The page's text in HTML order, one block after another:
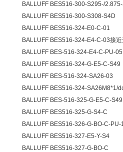
BALLUFF BES516-300-S295-/
BALLUFF BES516-300-S308-S4D
BALLUFF BES516-324-E0-C-01
BALLUFF BES516-324-E4-C-03接
BALLUFF BES-516-324-E4-C-PU-
BALLUFF BES516-324-G-E5-C-S49
BALLUFF BES-516-324-SA26-03
BALLUFF BES516-324-SA26M8*1/
BALLUFF BES-516-325-G-E5-C-
BALLUFF BES516-325-G-S4-C
BALLUFF BES516-326-G-BO-C-
BALLUFF BES516-327-E5-Y-S4
BALLUFF BES516-327-G-BO-C